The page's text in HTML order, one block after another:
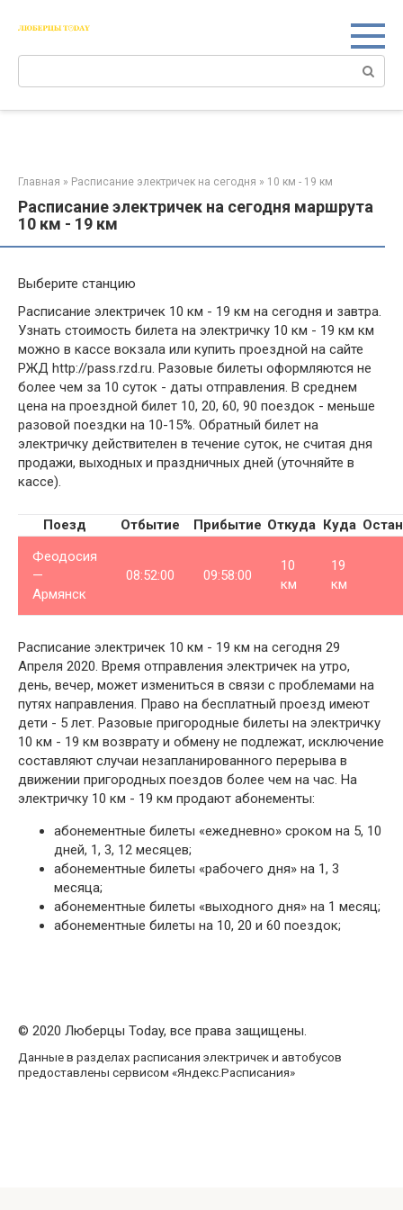
Главная » Расписание электричек на сегодня » 10 км - 19 км
Расписание электричек на сегодня маршрута
10 км - 19 км
Выберите станцию
Расписание электричек 10 км - 19 км на сегодня и завтра.
Узнать стоимость билета на электричку 10 км - 19 км км
можно в кассе вокзала или купить проездной на сайте
РЖД http://pass.rzd.ru. Разовые билеты оформляются не
более чем за 10 суток - даты отправления. В среднем
цена на проездной билет 10, 20, 60, 90 поездок - меньше
разовой поездки на 10-15%. Обратный билет на
электричку действителен в течение суток, не считая дня
продажи, выходных и праздничных дней (уточняйте в
кассе).
Поезд Отбытие Прибытие Откуда Куда
Феодосия
—
Армянск
08:52:00 09:58:00
10
км
19
км
Расписание электричек 10 км - 19 км на сегодня 29
Апреля 2020. Время отправления электричек на утро,
день, вечер, может измениться в связи с проблемами на
путях направления. Право на бесплатный проезд имеют
дети - 5 лет. Разовые пригородные билеты на электричку
10 км - 19 км возврату и обмену не подлежат, исключение
составляют случаи незапланированного перерыва в
движении пригородных поездов более чем на час. На
электричку 10 км - 19 км продают абонементы:
абонементные билеты «ежедневно» сроком на 5, 10
дней, 1, 3, 12 месяцев;
абонементные билеты «рабочего дня» на 1, 3
месяца;
абонементные билеты «выходного дня» на 1 месяц;
абонементные билеты на 10, 20 и 60 поездок;
© 2020 Люберцы Today, все права защищены.
Данные в разделах расписания электричек и автобусов
предоставлены сервисом «Яндекс.Расписания»